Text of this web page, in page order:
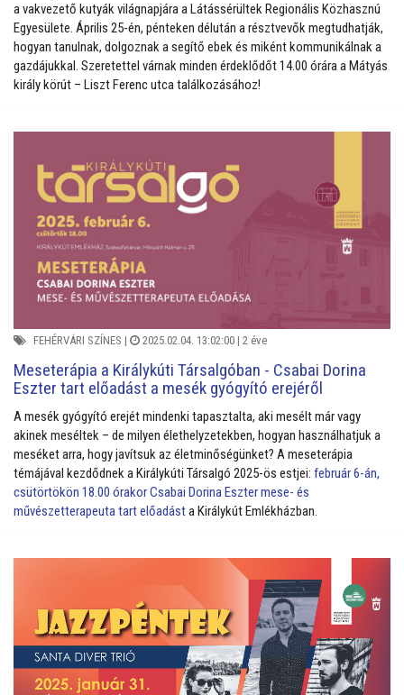
a vakvezető kutyák világnapjára a Látássérültek Regionális Közhasznú
Egyesülete. Április 25-én, pénteken délután a résztvevők megtudhatják,
hogyan tanulnak, dolgoznak a segítő ebek és miként kommunikálnak a
gazdájukkal. Szeretettel várnak minden érdeklődőt 14.00 órára a Mátyás
király körút – Liszt Ferenc utca találkozásához!
FEHÉRVÁRI SZÍNES | 2025.02.04. 13:02:00 | 2 éve
Meseterápia a Királykúti Társalgóban - Csabai Dorina
Eszter tart előadást a mesék gyógyító erejéről
A mesék gyógyító erejét mindenki tapasztalta, aki mesélt már vagy
akinek meséltek – de milyen élethelyzetekben, hogyan használhatjuk a
meséket arra, hogy javítsuk az életminőségünket? A meseterápia
témájával kezdődnek a Királykúti Társalgó 2025-ös estjei: február 6-án,
csütörtökön 18.00 órakor Csabai Dorina Eszter mese- és
művészetterapeuta tart előadásta Királykút Emlékházban.